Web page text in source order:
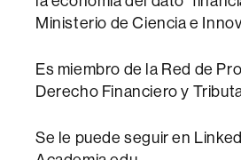
Ministerio de Ciencia e
Es miembro de la Red de
Derecho Financiero y
Se le puede seguir en